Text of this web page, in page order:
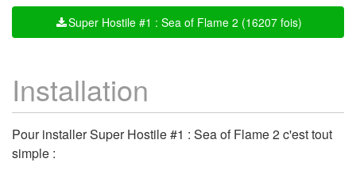
Super Hostile #1 : Sea of Flame 2 (16207 fois)
Installation
Pour installer Super Hostile #1 : Sea of Flame 2 c'est tout
simple :